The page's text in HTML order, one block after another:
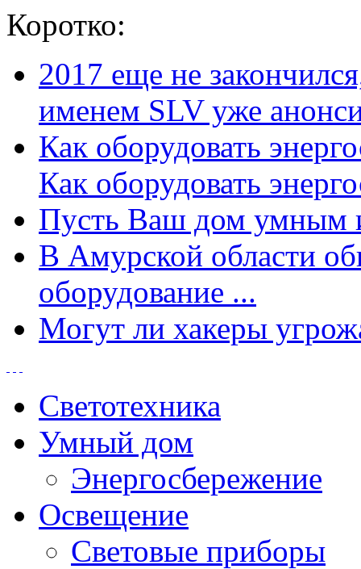
Коротко:
2017 еще не
именем SLV уже
Как оборудовать
Как оборудовать
Пусть Ваш дом умным
В Амурской области
оборудование ...
Могут ли хакеры
Светотехника
Умный дом
Энергосбережение
Освещение
Световые приборы